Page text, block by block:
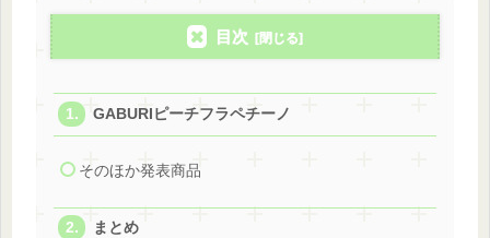
目次
GABURIピーチフラペチーノ
そのほか発表商品
まとめ